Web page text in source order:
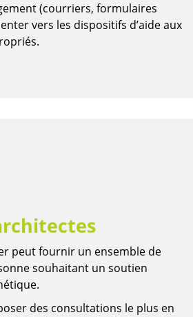
(courriers, formulaires
vers les dispositifs d’aide aux
peut fournir un ensemble de
souhaitant un soutien
des consultations le plus en